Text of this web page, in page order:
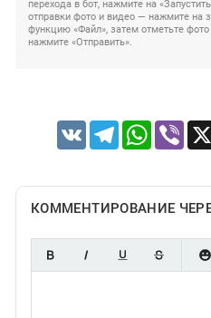
перехода в бот, нажмите на
отправки фото и видео — нажмите на
функцию «Файл», затем отметьте
нажмите «Отправить».
VK TelegramWhatsApp
Viber
КОММЕНТИРОВАНИЕ